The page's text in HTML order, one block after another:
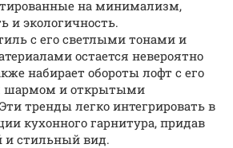
на минимализм,
и экологичность.
с его светлыми тонами и
остается невероятно
набирает обороты лофт с его
шармом и открытыми
тренды легко интегрировать в
кухонного гарнитура, придав
и стильный вид.